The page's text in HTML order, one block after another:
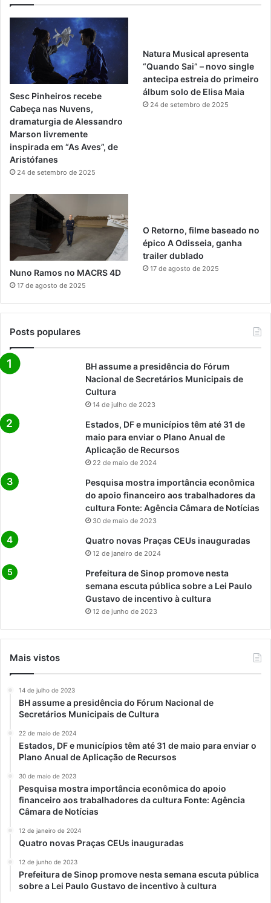
e
g
r
a
Sesc Pinheiros recebe
Cabeça nas Nuvens,
dramaturgia de Alessandro
Marson livremente
inspirada em “As Aves”, de
Aristófanes
24 de setembro de 2025
Natura Musical apresenta
“Quando Sai” – novo single
antecipa estreia do primeiro
álbum solo de Elisa Maia
24 de setembro de 2025
Nuno Ramos no MACRS 4D
17 de agosto de 2025
O Retorno, filme baseado no
épico A Odisseia, ganha
trailer dublado
17 de agosto de 2025
Posts populares
BH assume a presidência do Fórum
Nacional de Secretários Municipais de
Cultura
14 de julho de 2023
Estados, DF e municípios têm até 31 de
maio para enviar o Plano Anual de
Aplicação de Recursos
22 de maio de 2024
Pesquisa mostra importância econômica
do apoio financeiro aos trabalhadores da
cultura Fonte: Agência Câmara de Notícias
30 de maio de 2023
Quatro novas Praças CEUs inauguradas
12 de janeiro de 2024
Prefeitura de Sinop promove nesta
semana escuta pública sobre a Lei Paulo
Gustavo de incentivo à cultura
12 de junho de 2023
Mais vistos
14 de julho de 2023
BH assume a presidência do Fórum Nacional de
Secretários Municipais de Cultura
22 de maio de 2024
Estados, DF e municípios têm até 31 de maio para enviar o
Plano Anual de Aplicação de Recursos
30 de maio de 2023
Pesquisa mostra importância econômica do apoio
financeiro aos trabalhadores da cultura Fonte: Agência
Câmara de Notícias
12 de janeiro de 2024
Quatro novas Praças CEUs inauguradas
12 de junho de 2023
Prefeitura de Sinop promove nesta semana escuta pública
sobre a Lei Paulo Gustavo de incentivo à cultura